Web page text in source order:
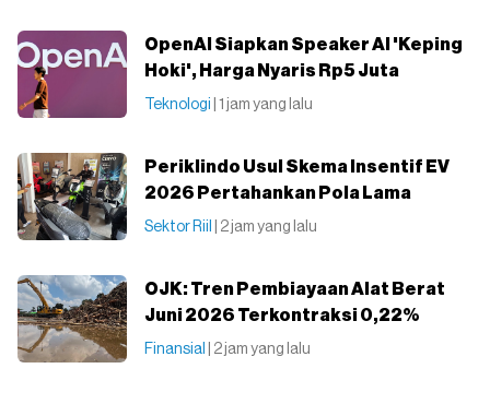
OpenAI Siapkan Speaker AI 'Keping
Hoki', Harga Nyaris Rp5 Juta
Teknologi | 1 jam yang lalu
Periklindo Usul Skema Insentif EV
2026 Pertahankan Pola Lama
Sektor Riil | 2 jam yang lalu
OJK: Tren Pembiayaan Alat Berat
Juni 2026 Terkontraksi 0,22%
Finansial | 2 jam yang lalu